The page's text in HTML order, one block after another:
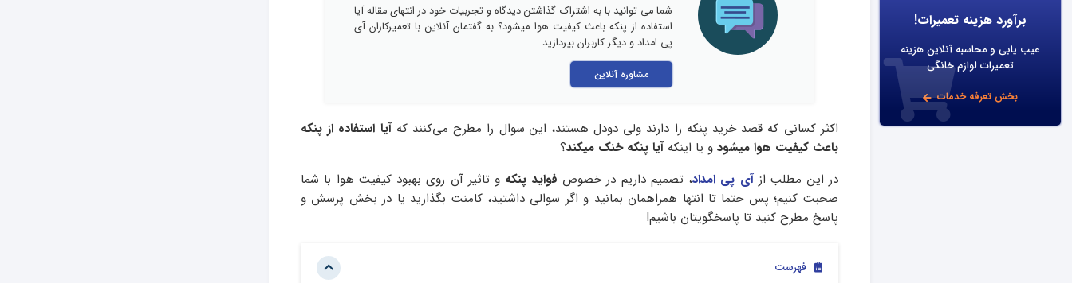
برآورد هزینه تعمیرات!
عیب یابی و محاسبه آنلاین هزینه
تعمیرات لوازم خانگی
بخش تعرفه خدمات
شما می توانید با به اشتراک گذاشتن دیدگاه و تجربیات خود در انتهای مقاله آیا
استفاده از پنکه باعث کیفیت هوا میشود؟ به گفتمان آنلاین با تعمیرکاران آی
پی امداد و دیگر کاربران بپردازید.
مشاوره آنلاین
اکثر کسانی که قصد خرید پنکه را دارند ولی دودل هستند، این سوال را مطرح می‌کنند کهآیا استفاده از پنکه
باعث کیفیت هوا میشود و یا اینکه آیا پنکه خنک میکند؟
در این مطلب ازآی پی امداد، تصمیم داریم در خصوص فواید پنکه و تاثیر آن روی بهبود کیفیت هوا با شما
صحبت کنیم؛ پس حتما تا انتها همراهمان بمانید و اگر سوالی داشتید، کامنت بگذارید یا در بخش پرسش و
پاسخ مطرح کنید تا پاسخگویتان باشیم!
فهرست